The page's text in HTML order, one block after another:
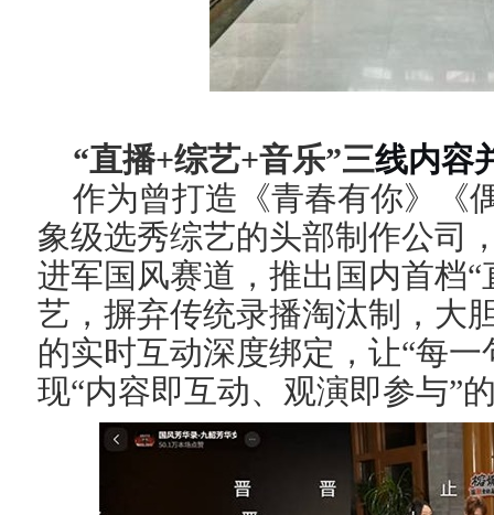
“直播+综艺+音乐”三线内容
作为曾打造《青春有你》《
象级选秀综艺的头部制作公司
进军国风赛道，推出国内首档
艺，摒弃传统录播淘汰制，大
的实时互动深度绑定，让“每
现“内容即互动、观演即参与”